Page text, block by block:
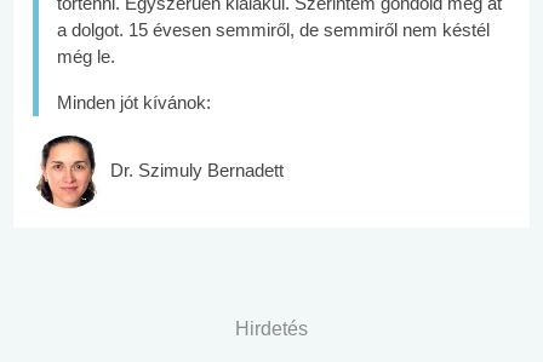
a dolgot. 15 évesen semmiről, de semmiről nem késtél
még le.
Minden jót kívánok:
Dr. Szimuly Bernadett
Hirdetés